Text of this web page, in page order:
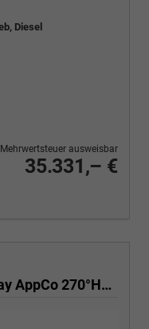
Diesel
35.331,– €
ausweisbar
Maxi 35 AT8 L2H2 7"Display AppCo 270°HFT